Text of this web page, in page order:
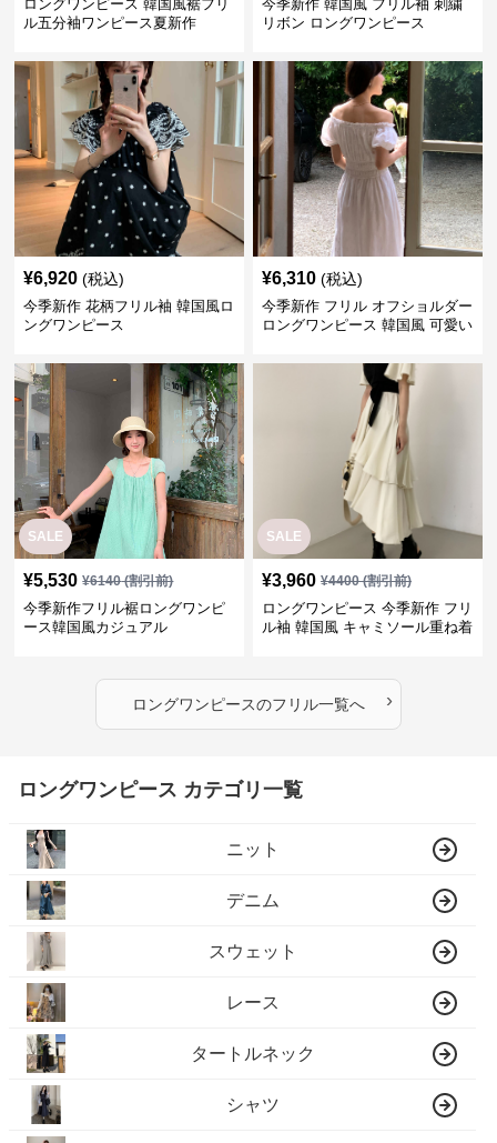
ロングワンピース 韓国風裾フリ
ル五分袖ワンピース夏新作
今季新作 韓国風 フリル袖 刺繍
リボン ロングワンピース
¥6,920 (税込)
今季新作 花柄フリル袖 韓国風ロ
ングワンピース
¥6,310 (税込)
今季新作 フリル オフショルダー
ロングワンピース 韓国風 可愛い
SALE
¥5,530 ¥6140(割引前)
今季新作フリル裾ロングワンピ
ース韓国風カジュアル
SALE
¥3,960 ¥4400(割引前)
ロングワンピース 今季新作 フリ
ル袖 韓国風 キャミソール重ね着
ロングワンピースのフリル一覧へ ›
ロングワンピース カテゴリ一覧
ニット
デニム
スウェット
レース
タートルネック
シャツ